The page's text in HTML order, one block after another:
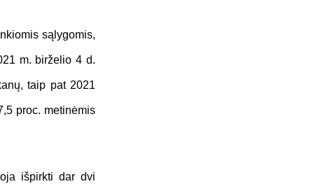
sąlygomis,
m. birželio 4 d.
taip pat 2021
proc. metinėmis
išpirkti dar dvi